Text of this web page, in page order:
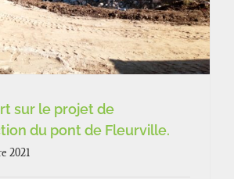
sur le projet de
du pont de Fleurville.
2021